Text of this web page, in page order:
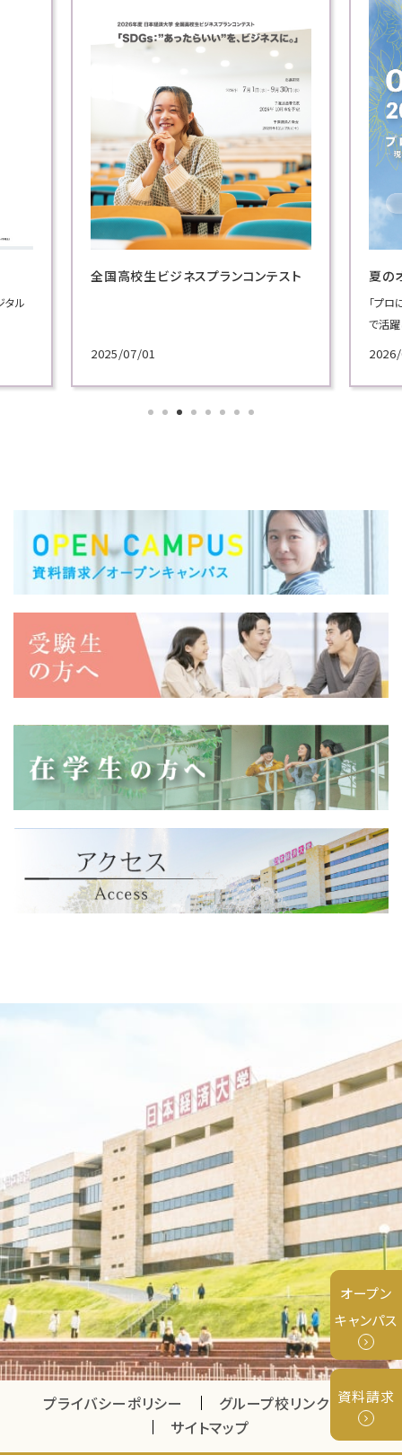
タル
全国高校生ビジネスプランコンテスト
2025/07/01
夏の
「プ
で活
講義を
オープン
キャンパス
資料請求
プライバシーポリシー
グループ校リンク
サイトマップ